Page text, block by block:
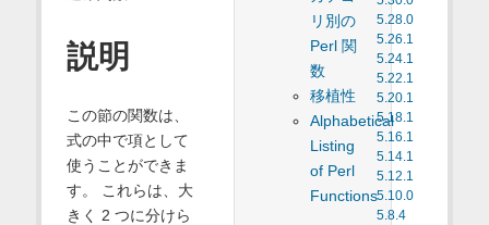
5.28.0
5.26.1
5.24.1
5.22.1
5.20.1
5.18.1
5.16.1
5.14.1
5.12.1
5.10.0
5.8.4
リ別の
Perl 関
数
移植性
Alphabetical
Listing
of Perl
Functions
説明
この節の関数は、
式の中で項として
使うことができま
す。 これらは、大
きく 2 つに分けら